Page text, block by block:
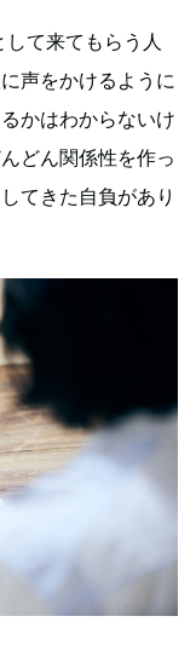
て来てもらう人
声をかけるように
かはわからないけ
どん関係性を作っ
てきた自負があり